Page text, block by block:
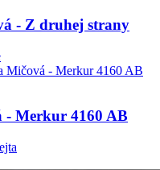
- Z druhej strany
- Merkur 4160 AB